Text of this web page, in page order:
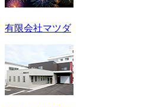
有限会社マツダ